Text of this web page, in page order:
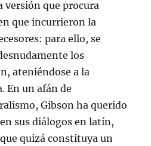
versión que procura
que incurrieron la
para ello, se
los
ateniéndose a la
En un afán de
Gibson ha querido
sus diálogos en latín,
quizá constituya un